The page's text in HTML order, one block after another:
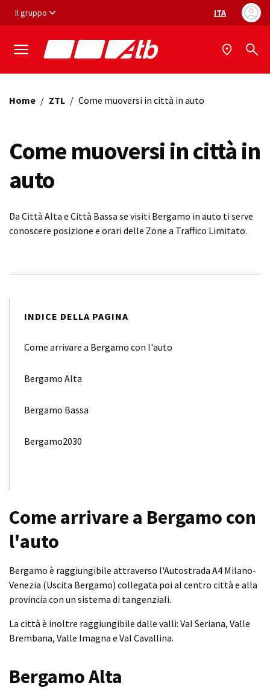
Vai ai contenuti
Vai al footer
Il gruppo Selezione
ITA
Home / ZTL / Come muoversi in città in auto
Come muoversi in città in
auto
Da Città Alta e Città Bassa se visiti Bergamo in auto ti serve
conoscere posizione e orari delle Zone a Traffico Limitato.
INDICE DELLA PAGINA
Come arrivare a Bergamo con l'auto
Bergamo Alta
Bergamo Bassa
Bergamo2030
Come arrivare a Bergamo con
l'auto
Bergamo è raggiungibile attraverso l'Autostrada A4 Milano-
Venezia (Uscita Bergamo) collegata poi al centro città e alla
provincia con un sistema di tangenziali.
La città è inoltre raggiungibile dalle valli: Val Seriana, Valle
Brembana, Valle Imagna e Val Cavallina.
Bergamo Alta